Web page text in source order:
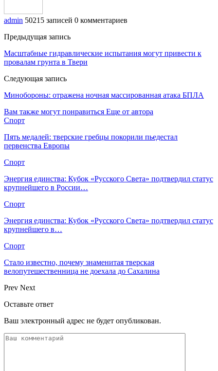
admin 50215 записей 0 комментариев
Предыдущая запись
Масштабные гидравлические испытания могут привести к
провалам грунта в Твери
Следующая запись
Минобороны: отражена ночная массированная атака БПЛА
Вам также могут понравиться Еще от автора
Спорт
Пять медалей: тверские гребцы покорили пьедестал
первенства Европы
Спорт
Энергия единства: Кубок «Русского Света» подтвердил статус
крупнейшего в России…
Спорт
Энергия единства: Кубок «Русского Света» подтвердил статус
крупнейшего в…
Спорт
Стало известно, почему знаменитая тверская
велопутешественница не доехала до Сахалина
Prev Next
Оставьте ответ
Ваш электронный адрес не будет опубликован.